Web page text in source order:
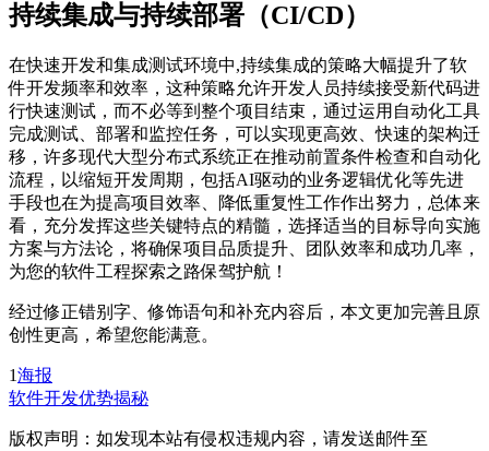
持续集成与持续部署（CI/CD）
在快速开发和集成测试环境中,持续集成的策略大幅提升了软
件开发频率和效率，这种策略允许开发人员持续接受新代码进
行快速测试，而不必等到整个项目结束，通过运用自动化工具
完成测试、部署和监控任务，可以实现更高效、快速的架构迁
移，许多现代大型分布式系统正在推动前置条件检查和自动化
流程，以缩短开发周期，包括AI驱动的业务逻辑优化等先进
手段也在为提高项目效率、降低重复性工作作出努力，总体来
看，充分发挥这些关键特点的精髓，选择适当的目标导向实施
方案与方法论，将确保项目品质提升、团队效率和成功几率，
为您的软件工程探索之路保驾护航！
经过修正错别字、修饰语句和补充内容后，本文更加完善且原
创性更高，希望您能满意。
1海报
软件开发优势揭秘
版权声明：如发现本站有侵权违规内容，请发送邮件至